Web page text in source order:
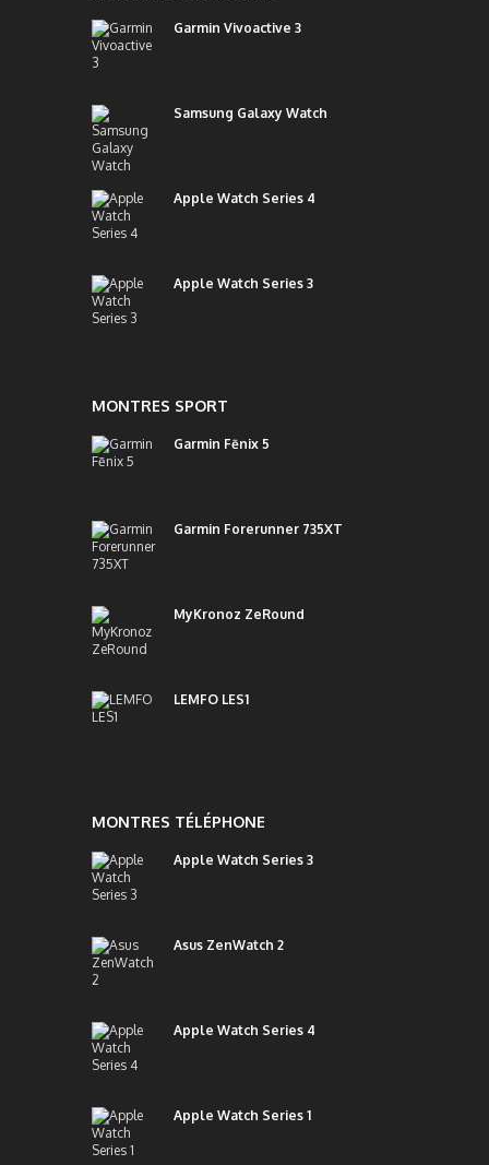
Garmin Vivoactive 3
Samsung Galaxy Watch
Apple Watch Series 4
Apple Watch Series 3
MONTRES SPORT
Garmin Fēnix 5
Garmin Forerunner 735XT
MyKronoz ZeRound
LEMFO LES1
MONTRES TÉLÉPHONE
Apple Watch Series 3
Asus ZenWatch 2
Apple Watch Series 4
Apple Watch Series 1